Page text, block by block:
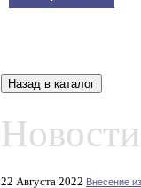
22 Августа 2022 Внесение